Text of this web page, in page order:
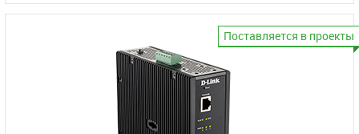
Поставляется в проекты